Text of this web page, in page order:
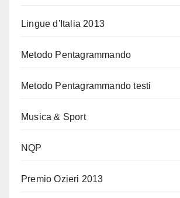
Lingue d'Italia 2013
Metodo Pentagrammando
Metodo Pentagrammando testi
Musica & Sport
NQP
Premio Ozieri 2013